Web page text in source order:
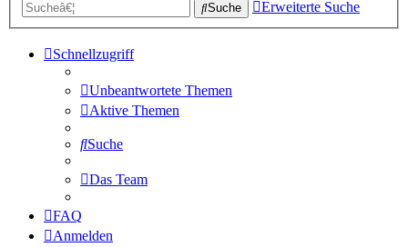
Suche Erweiterte Suche
Schnellzugriff
Unbeantwortete Themen
Aktive Themen
Suche
Das Team
FAQ
Anmelden